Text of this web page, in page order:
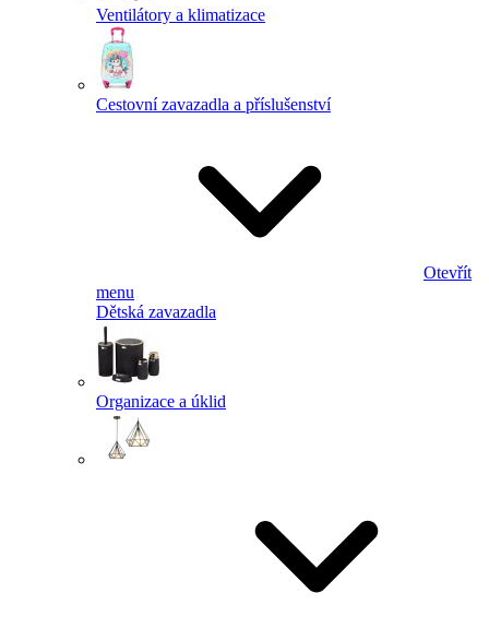
Ventilátory a klimatizace
Cestovní zavazadla a příslušenství
Otevřít
menu
Dětská zavazadla
Organizace a úklid